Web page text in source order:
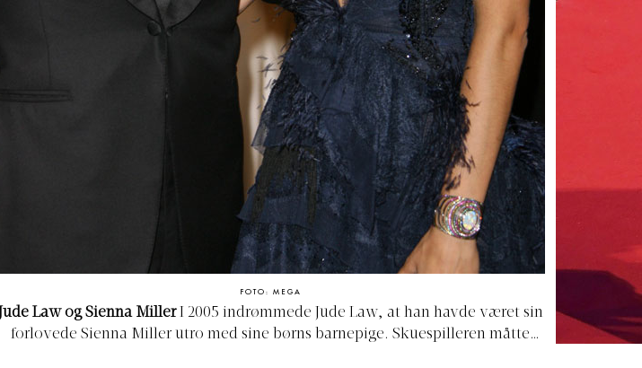
FOTO: MEGA
Jude Law og Sienna Miller I 2005 indrømmede Jude Law, at han havde været sin
forlovede Sienna Miller utro med sine børns barnepige. Skuespilleren måtte